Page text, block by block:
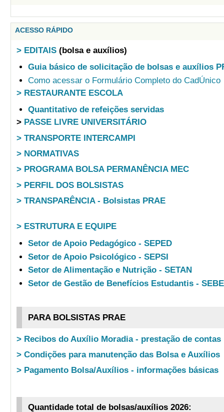
ACESSO RÁPIDO
> EDITAIS (bolsa e auxílios)
Guia básico de solicitação de bolsas e auxílios
Como acessar o Formulário Completo do CadÚnico
> RESTAURANTE ESCOLA
Quantitativo de refeições servidas
> PASSE LIVRE UNIVERSITÁRIO
> TRANSPORTE INTERCAMPI
> NORMATIVAS
> PROGRAMA BOLSA PERMANÊNCIA MEC
> PERFIL DOS BOLSISTAS
> TRANSPARÊNCIA - Bolsistas PRAE
> ESTRUTURA E EQUIPE
Setor de Apoio Pedagógico - SEPED
Setor de Apoio Psicológico - SEPSI
Setor de Alimentação e Nutrição - SETAN
Setor de Gestão de Benefícios Estudantis -
PARA BOLSISTAS PRAE
> Recibos do Auxílio Moradia - prestação de contas
> Condições para manutenção das Bolsa e Auxílios
> Pagamento Bolsa/Auxílios - informações básicas
Quantidade total de bolsas/auxílios 2026: